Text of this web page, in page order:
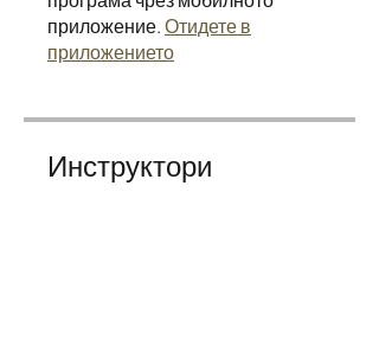
приложение. Отидете в
приложението
Инструктори